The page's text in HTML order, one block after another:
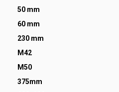
50 mm
60 mm
230 mm
M42
M50
375mm